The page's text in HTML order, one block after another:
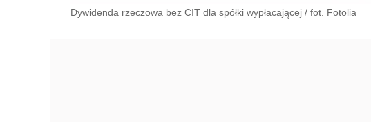
Dywidenda rzeczowa bez CIT dla spółki wypłacającej / fot. Fotolia